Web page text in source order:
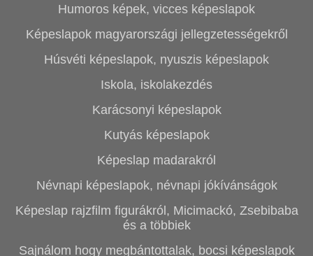
Humoros képek, vicces képeslapok
Képeslapok magyarországi jellegzetességekről
Húsvéti képeslapok, nyuszis képeslapok
Iskola, iskolakezdés
Karácsonyi képeslapok
Kutyás képeslapok
Képeslap madarakról
Névnapi képeslapok, névnapi jókívánságok
Képeslap rajzfilm figurákról, Micimackó, Zsebibaba
és a többiek
Sajnálom hogy megbántottalak, bocsi képeslapok